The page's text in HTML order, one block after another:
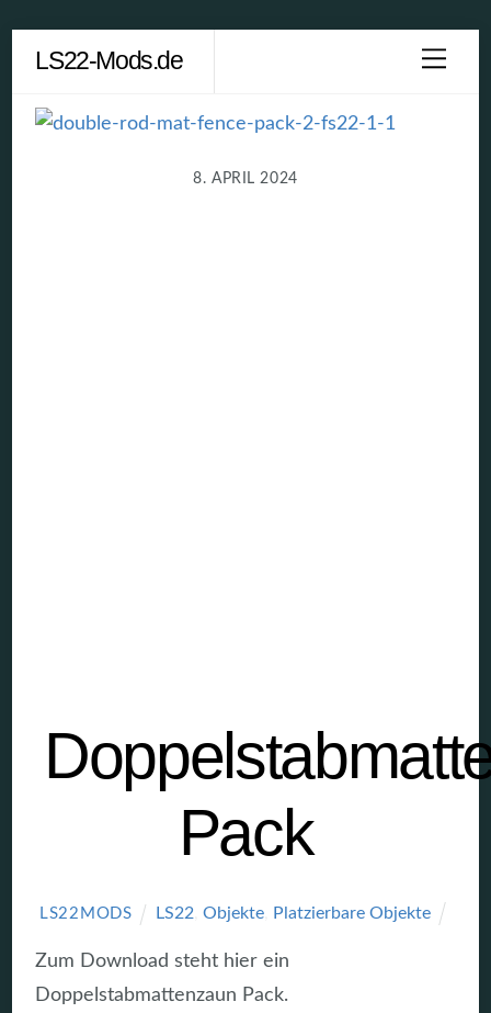
content
LS22-Mods.de
8. APRIL 2024
Pack
LS22MODS LS22 ,Objekte Platzierbare Objekte
Zum Download steht hier ein
Doppelstabmattenzaun Pack.